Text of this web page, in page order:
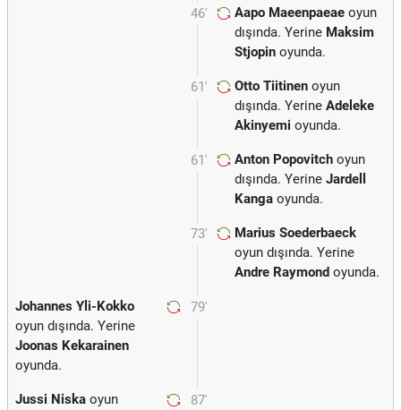
46' Aapo Maeenpaeae oyun
dışında. Yerine Maksim
Stjopin oyunda.
61' Otto Tiitinen oyun
dışında. Yerine Adeleke
Akinyemi oyunda.
61' Anton Popovitch oyun
dışında. Yerine Jardell
Kanga oyunda.
73'
Marius Soederbaeck
oyun dışında. Yerine
Andre Raymond oyunda.
79'
Johannes Yli-Kokko
oyun dışında. Yerine
Joonas Kekarainen
oyunda.
87'
Jussi Niska oyun